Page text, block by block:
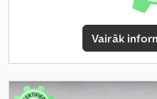
Vairāk